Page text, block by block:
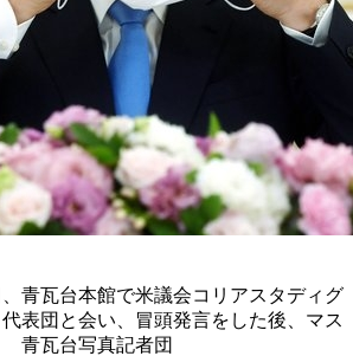
青瓦台本館で米議会コリアスタディグ
表団と会い、冒頭発言をした後、マス
青瓦台写真記者団